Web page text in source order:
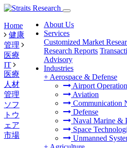
About Us
Services
Customized Market
Research Reports
Advisory
Industries
+ Aerospace & Defense
Airport
Aviation
Communication
Defense
Naval Marine &
Space
Unmanned
Home
健康
管理
医療
IT
医療
人材
管理
ソフ
トウ
ェア
市場